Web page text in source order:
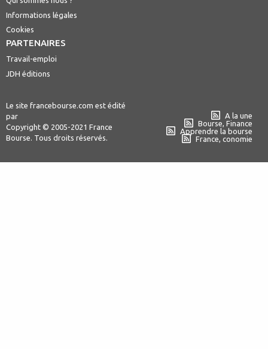
Informations légales
Cookies
PARTENAIRES
Travail-emploi
JDH éditions
Le site francebourse.com est édité
par
Copyright © 2005-2021 France
Bourse. Tous droits réservés.
A la une
Bourse, Finance
Apprendre la bourse
France, conomie